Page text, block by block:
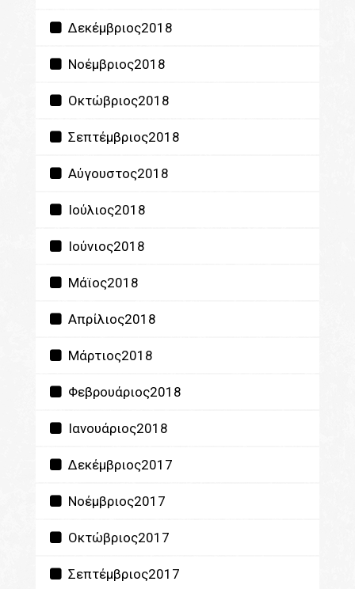
Δεκέμβριος2018
Νοέμβριος2018
Οκτώβριος2018
Σεπτέμβριος2018
Αύγουστος2018
Ιούλιος2018
Ιούνιος2018
Μάϊος2018
Απρίλιος2018
Μάρτιος2018
Φεβρουάριος2018
Ιανουάριος2018
Δεκέμβριος2017
Νοέμβριος2017
Οκτώβριος2017
Σεπτέμβριος2017